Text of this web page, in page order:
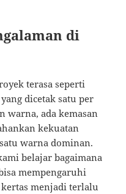
di
terasa seperti
dicetak satu per
warna, ada kemasan
kekuatan
warna dominan.
belajar bagaimana
mempengaruhi
menjadi terlalu